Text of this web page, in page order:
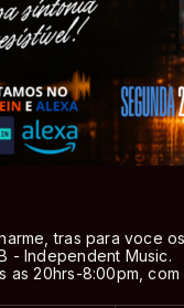
tras para voce
- Independent Music.
as 20hrs-8:00pm,